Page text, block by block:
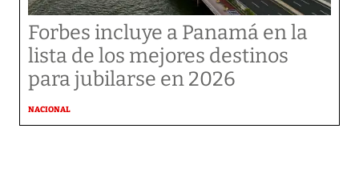
Forbes incluye a Panamá en la
lista de los mejores destinos
para jubilarse en 2026
NACIONAL